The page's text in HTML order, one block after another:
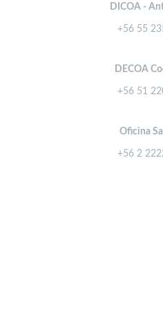
DICOA -
+56 55
DECOA
+56 51
Oficina
+56 2